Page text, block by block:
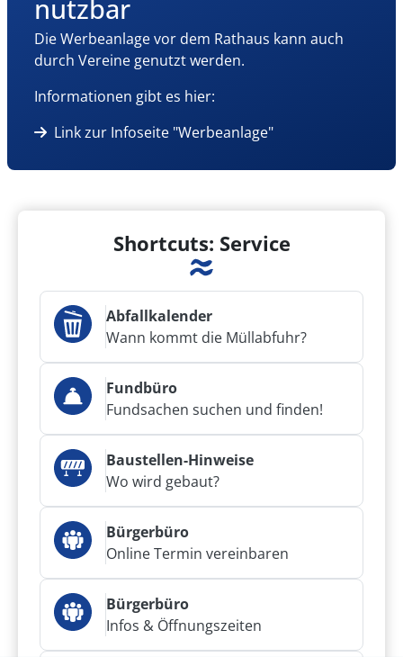
nutzbar
Die Werbeanlage vor dem Rathaus kann auch
durch Vereine genutzt werden.
Informationen gibt es hier:
Link zur Infoseite "Werbeanlage"
Shortcuts: Service
Abfallkalender
Wann kommt die Müllabfuhr?
Fundbüro
Fundsachen suchen und finden!
Baustellen-Hinweise
Wo wird gebaut?
Bürgerbüro
Online Termin vereinbaren
Bürgerbüro
Infos & Öffnungszeiten